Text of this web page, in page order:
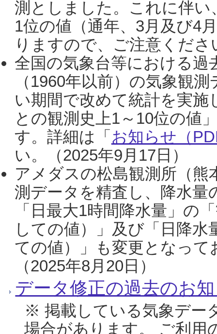
測としました。これに伴い
1位の値（通年、3月及び4
りますので、ご注意くだ
全国の気象台等における過
（1960年以前）の気象観
い期間で改めて統計を実
との観測史上1～10位の値
す。詳細は「 お知らせ（
い。（2025年9月17日）
アメダスの松島観測所（熊
測データを精査し、降水
「日最大1時間降水量」の
しての値）」及び「日降
ての値）」も変更となっ
（2025年8月20日）
データ修正の過去のお
※ 掲載している気象デー
場合があります。 ご利用